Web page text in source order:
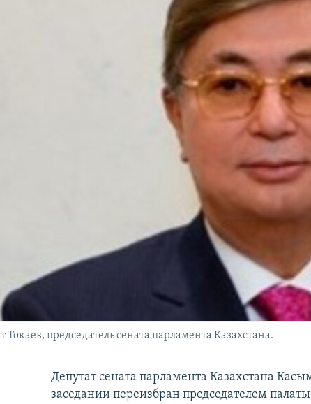
председатель сената парламента Казахстана.
Депутат сената парламента Казахстана
заседании переизбран председателем